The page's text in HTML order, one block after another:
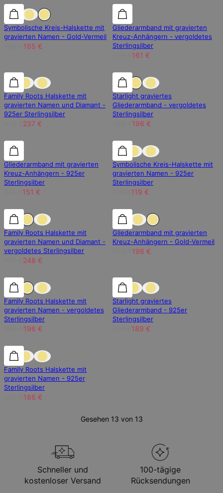
30% Rabatt 30% Rabatt
Symbolische Kreis-Halskette mit
gravierten Namen - Gold-Vermeil
165 €
30% Rabatt
Gliederarmband mit gravierten
Kreuz-Anhängern - vergoldetes
Sterlingsilber
161 €
25% Rabatt 25% Rabatt
Family Roots Halskette mit
gravierten Namen und Diamant -
925er Sterlingsilber
237 €
30% Rabatt
Starlight graviertes
Gliederarmband - vergoldetes
Sterlingsilber
196 €
30% Rabatt 30% Rabatt
Gliederarmband mit gravierten
Kreuz-Anhängern - 925er
Sterlingsilber
151 €
30% Rabatt
Symbolische Kreis-Halskette mit
gravierten Namen - 925er
Sterlingsilber
119 €
25% Rabatt 25% Rabatt
Family Roots Halskette mit
gravierten Namen und Diamant -
vergoldetes Sterlingsilber
248 €
30% Rabatt
Gliederarmband mit gravierten
Kreuz-Anhängern - Gold-Vermeil
196 €
30% Rabatt 30% Rabatt
Family Roots Halskette mit
gravierten Namen - vergoldetes
Sterlingsilber
196 €
30% Rabatt
Starlight graviertes
Gliederarmband - 925er
Sterlingsilber
189 €
30% Rabatt
Family Roots Halskette mit
gravierten Namen - 925er
Sterlingsilber
186 €
Gesehen 13 von 13
Schneller und
kostenloser Versand
100-tägige
Rücksendungen